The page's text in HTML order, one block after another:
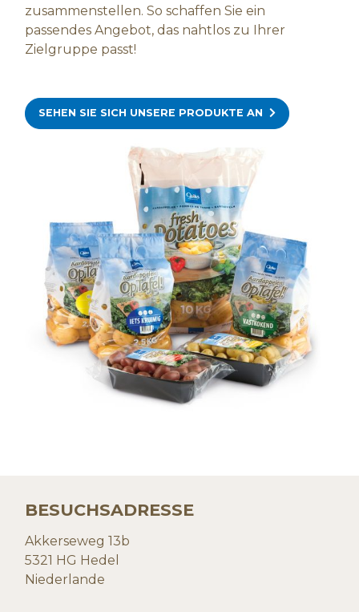
zusammenstellen. So schaffen Sie ein
passendes Angebot, das nahtlos zu Ihrer
Zielgruppe passt!
SEHEN SIE SICH UNSERE PRODUKTE AN
BESUCHSADRESSE
Akkerseweg 13b
5321 HG Hedel
Niederlande